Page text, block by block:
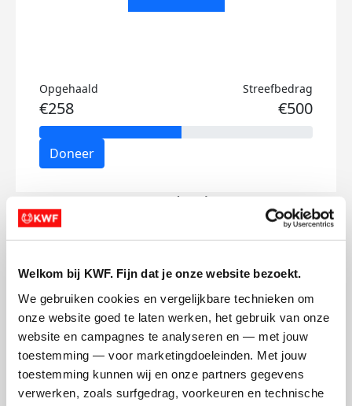
Welkom bij KWF. Fijn dat je onze website bezoekt.
We gebruiken cookies en vergelijkbare technieken om
onze website goed te laten werken, het gebruik van onze
website en campagnes te analyseren en — met jouw
toestemming — voor marketingdoeleinden. Met jouw
toestemming kunnen wij en onze partners gegevens
verwerken, zoals surfgedrag, voorkeuren en technische
Opgehaald
€258
Streefbedrag
€500
Doneer
Daan's badges